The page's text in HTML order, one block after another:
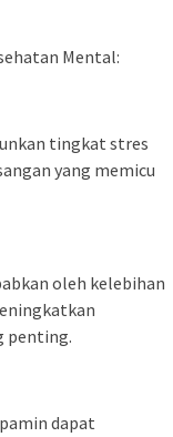
Mental:
tingkat stres
yang memicu
oleh kelebihan
penting.
dapat